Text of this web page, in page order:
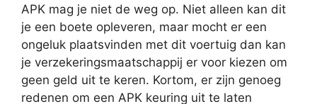
APK mag je niet de weg op. Niet alleen kan dit
je een boete opleveren, maar mocht er een
ongeluk plaatsvinden met dit voertuig dan kan
je verzekeringsmaatschappij er voor kiezen om
geen geld uit te keren. Kortom, er zijn genoeg
redenen om een APK keuring uit te laten